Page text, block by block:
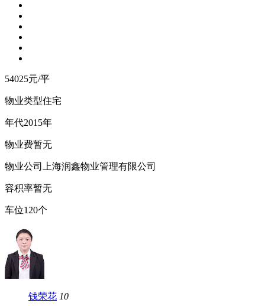
54025元/平
物业类型住宅
年代2015年
物业费暂无
物业公司 上海润鑫物业管理有限公司
容积率暂无
车位120个
钱荣花 10